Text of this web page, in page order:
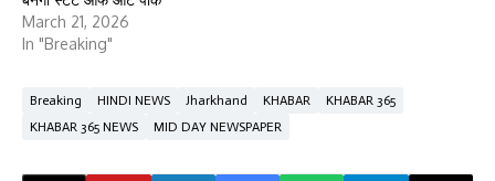
March 21, 2026
In "Breaking"
Breaking HINDI NEWS Jharkhand KHABAR
KHABAR 365
KHABAR 365 NEWS
MID DAY NEWSPAPER